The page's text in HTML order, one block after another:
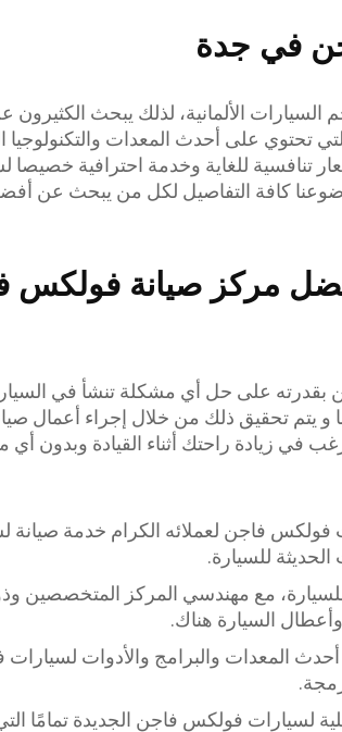
في جدة
الألمانية، لذلك يبحث
تحتوي على أحدث المعدات والتكنولوجيا
تنافسية للغاية وخدمة احترافية
كافة التفاصيل لكل من يبحث عن
مركز صيانة
بقدرته على حل أي مشكلة تنشأ في
و يتم تحقيق ذلك من خلال إجراء أعمال
في زيادة راحتك أثناء القيادة وبدون
فولكس فاجن لعملائه الكرام خدمة
للسيارة.
مع مهندسي المركز المتخصصين
السيارة هناك.
المعدات والبرامج والأدوات
لسيارات فولكس فاجن الجديدة تمامًا التي